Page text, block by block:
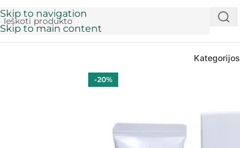
Skip to navigation
Skip to main content
Kategorijos
-20%